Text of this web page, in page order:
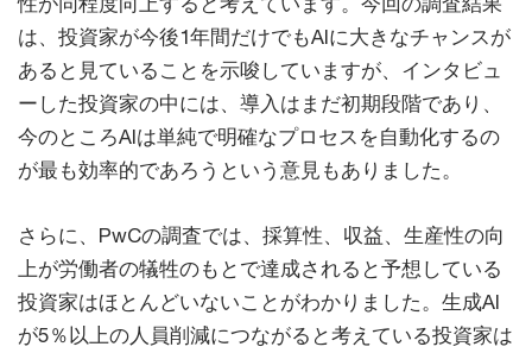
は、投資家が今後1年間だけでもAIに大きなチャンスが
あると見ていることを示唆していますが、インタビュ
ーした投資家の中には、導入はまだ初期段階であり、
今のところAIは単純で明確なプロセスを自動化するの
が最も効率的であろうという意見もありました。
さらに、PwCの調査では、採算性、収益、生産性の向
上が労働者の犠牲のもとで達成されると予想している
投資家はほとんどいないことがわかりました。生成AI
が5％以上の人員削減につながると考えている投資家は